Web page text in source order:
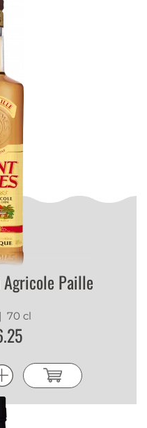
Agricole Paille
| 70 cl